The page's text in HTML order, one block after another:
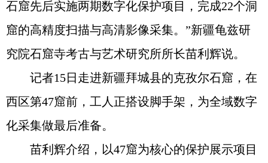
石窟先后实施两期数字化保护项目，完成22个洞
窟的高精度扫描与高清影像采集。”新疆龟兹研
究院石窟寺考古与艺术研究所所长苗利辉说。
记者15日走进新疆拜城县的克孜尔石窟，在
西区第47窟前，工人正搭设脚手架，为全域数字
化采集做最后准备。
苗利辉介绍，以47窟为核心的保护展示项目